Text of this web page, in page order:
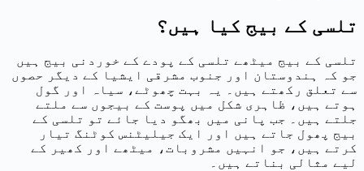
تلسی کے بیج کیا ہیں؟
تلسی کے بیج میٹھے تلسی کے پودے کے خوردنی بیج ہیں
جو کہ ہندوستان اور جنوب مشرقی ایشیا کے دیگر حصوں
سے تعلق رکھتے ہیں۔ یہ بہت چھوٹے، سیاہ اور گول
ہوتے ہیں، ظاہری شکل میں پوست کے بیجوں سے ملتے
جلتے ہیں۔ جب پانی میں بھگو دیا جائے تو تلسی کے
بیج پھول جاتے ہیں اور ایک جیلیٹنس کوٹنگ تیار
کرتے ہیں، جو انہیں مشروبات، میٹھے اور کھیر کے
لیے مثالی بناتے ہیں۔